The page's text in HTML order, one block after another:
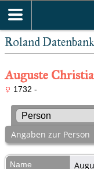
Roland Datenbank
Auguste
1732 -
Angaben zur Person
Name